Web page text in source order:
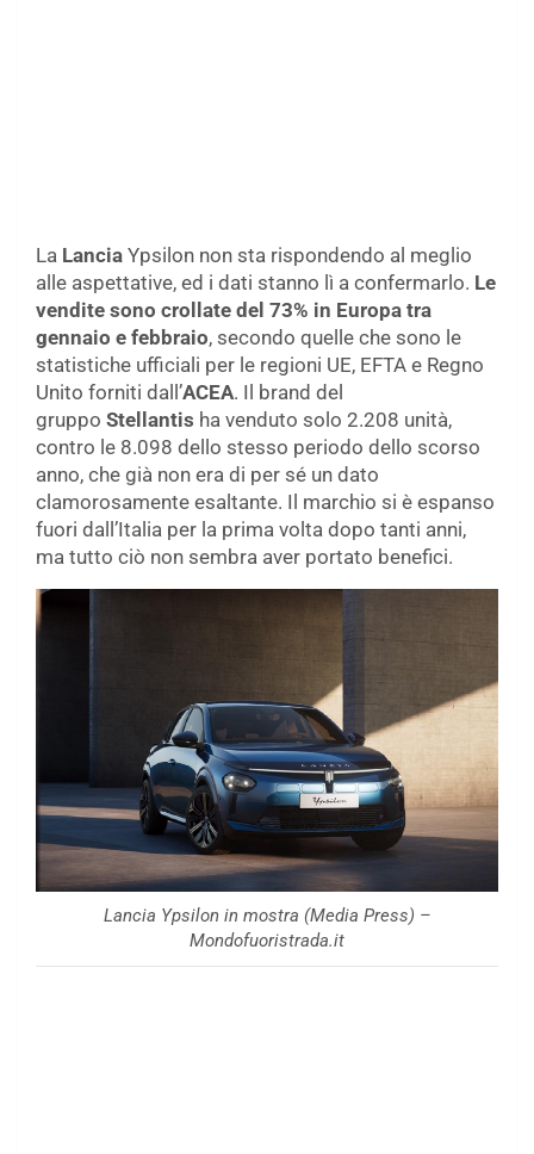
La Lancia Ypsilon non sta rispondendo al meglio
alle aspettative, ed i dati stanno lì a confermarlo. Le
vendite sono crollate del 73% in Europa tra
gennaio e febbraio, secondo quelle che sono le
statistiche ufficiali per le regioni UE, EFTA e Regno
Unito forniti dall’ACEA. Il brand del
gruppo Stellantis ha venduto solo 2.208 unità,
contro le 8.098 dello stesso periodo dello scorso
anno, che già non era di per sé un dato
clamorosamente esaltante. Il marchio si è espanso
fuori dall’Italia per la prima volta dopo tanti anni,
ma tutto ciò non sembra aver portato benefici.
Lancia Ypsilon in mostra (Media Press) –
Mondofuoristrada.it